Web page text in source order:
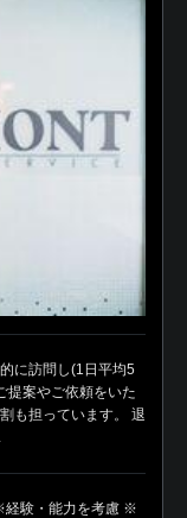
に訪問し(1日平均5
提案やご依頼をいた
も担っています。 退
験・能力を考慮 ※